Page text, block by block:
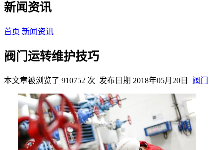
新闻资讯
首页 新闻资讯
阀门运转维护技巧
本文章被浏览了 910752 次 发布日期 2018年05月20日 阀门